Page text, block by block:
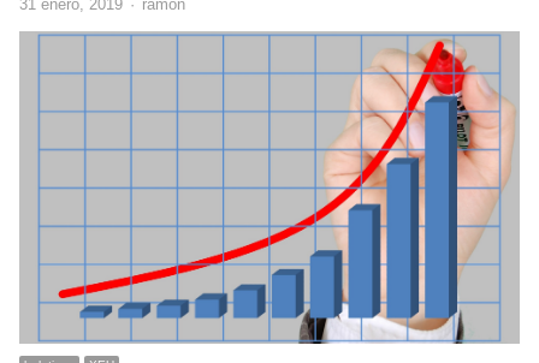
31 enero, 2019 ramon